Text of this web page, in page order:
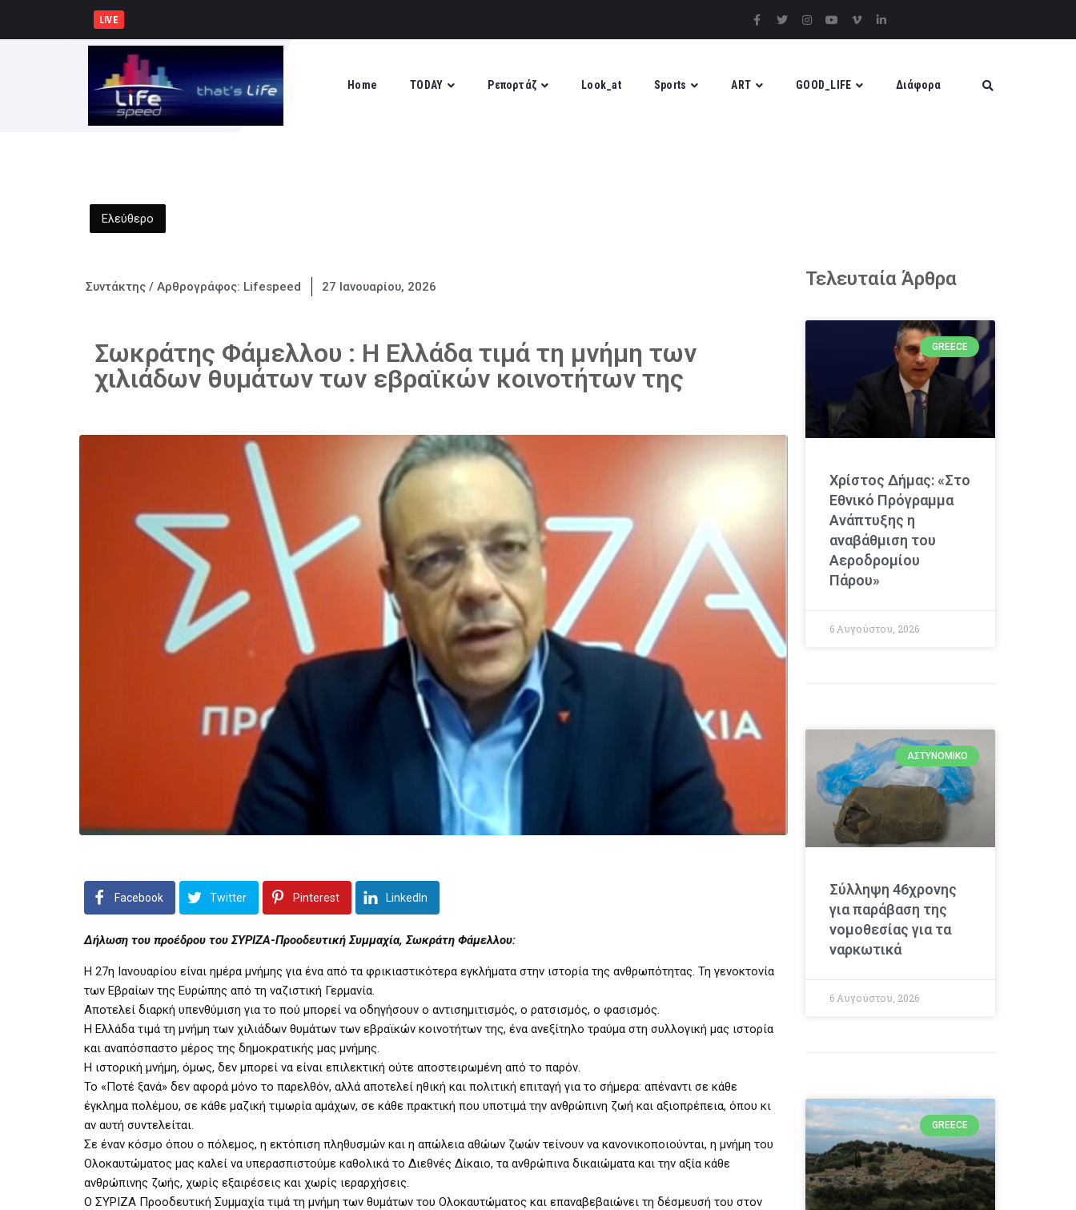
LIVE
Home TODAY Ρεπορτάζ Look_at Sports ART GOOD_LIFE Διάφορα
Ελεύθερο
Συντάκτης / Αρθρογράφος: Lifespeed 27 Ιανουαρίου, 2026
Σωκράτης Φάμελλου : Η Ελλάδα τιμά τη μνήμη των
χιλιάδων θυμάτων των εβραϊκών κοινοτήτων της
Facebook Twitter Pinterest LinkedIn
Δήλωση του προέδρου του ΣΥΡΙΖΑ-Προοδευτική Συμμαχία, Σωκράτη Φάμελλου:
Η 27η Ιανουαρίου είναι ημέρα μνήμης για ένα από τα φρικιαστικότερα εγκλήματα στην ιστορία της ανθρωπότητας. Τη γενοκτονία
των Εβραίων της Ευρώπης από τη ναζιστική Γερμανία.
Αποτελεί διαρκή υπενθύμιση για το πού μπορεί να οδηγήσουν ο αντισημιτισμός, ο ρατσισμός, ο φασισμός.
Η Ελλάδα τιμά τη μνήμη των χιλιάδων θυμάτων των εβραϊκών κοινοτήτων της, ένα ανεξίτηλο τραύμα στη συλλογική μας ιστορία
και αναπόσπαστο μέρος της δημοκρατικής μας μνήμης.
Η ιστορική μνήμη, όμως, δεν μπορεί να είναι επιλεκτική ούτε αποστειρωμένη από το παρόν.
Το «Ποτέ ξανά» δεν αφορά μόνο το παρελθόν, αλλά αποτελεί ηθική και πολιτική επιταγή για το σήμερα: απέναντι σε κάθε
έγκλημα πολέμου, σε κάθε μαζική τιμωρία αμάχων, σε κάθε πρακτική που υποτιμά την ανθρώπινη ζωή και αξιοπρέπεια, όπου κι
αν αυτή συντελείται.
Σε έναν κόσμο όπου ο πόλεμος, η εκτόπιση πληθυσμών και η απώλεια αθώων ζωών τείνουν να κανονικοποιούνται, η μνήμη του
Ολοκαυτώματος μας καλεί να υπερασπιστούμε καθολικά το Διεθνές Δίκαιο, τα ανθρώπινα δικαιώματα και την αξία κάθε
ανθρώπινης ζωής, χωρίς εξαιρέσεις και χωρίς ιεραρχήσεις.
Ο ΣΥΡΙΖΑ Προοδευτική Συμμαχία τιμά τη μνήμη των θυμάτων του Ολοκαυτώματος και επαναβεβαιώνει τη δέσμευσή του στον
Τελευταία Άρθρα
GREECE
Χρίστος Δήμας: «Στο
Εθνικό Πρόγραμμα
Ανάπτυξης η
αναβάθμιση του
Αεροδρομίου
Πάρου»
6 Αυγούστου, 2026
ΑΣΤΥΝΟΜΙΚΌ
Σύλληψη 46χρονης
για παράβαση της
νομοθεσίας για τα
ναρκωτικά
6 Αυγούστου, 2026
GREECE